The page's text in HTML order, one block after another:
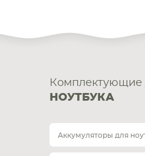
Комплектующие
НОУТБУКА
Аккумуляторы для